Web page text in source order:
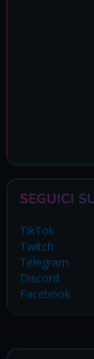
SEGUICI
TikTok
Twitch
Telegram
Discord
Facebook